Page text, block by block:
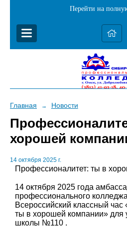
Перейти на
Главная → Новости
хорошей
14 октября 2025 г.
Профессионалитет: ты в
14 октября 2025 года
профессионального
Всероссийский классный
ты в хорошей компании» для
школы №110 .